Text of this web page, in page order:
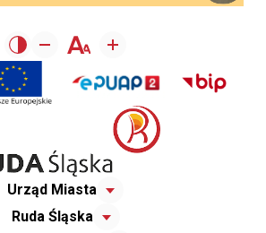
Urząd Miasta
Ruda Śląska